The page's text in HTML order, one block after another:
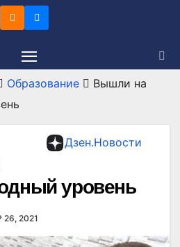
Образование
Вышли на
Дзен.Новости
уровень
26, 2021